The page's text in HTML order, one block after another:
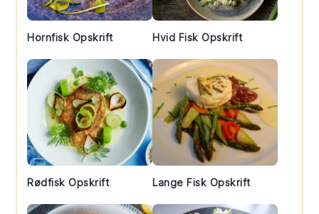
Hornfisk Opskrift Hvid Fisk Opskrift
Rødfisk Opskrift Lange Fisk Opskrift